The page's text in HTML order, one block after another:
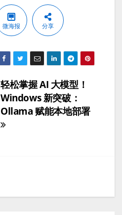
微海报 分享
轻松掌握 AI 大模型！
Windows 新突破：
Ollama 赋能本地部署